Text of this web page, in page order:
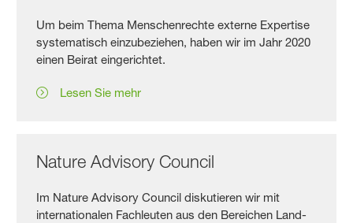
Um beim Thema Menschen­rechte externe Expertise
syste­matisch einzu­beziehen, haben wir im Jahr 2020
einen Beirat eingerichtet.
Lesen Sie mehr
Nature Advisory Council
Im Nature Advisory Council diskutieren wir mit
interna­tiona­len Fach­leuten aus den Bereichen Land­